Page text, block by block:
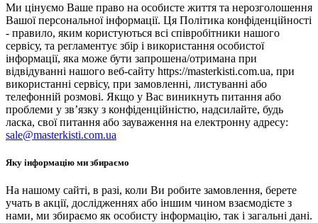
Ми цінуємо Ваше право на особисте життя та нерозголошення
Вашої персональної інформації. Ця Політика конфіденційності
- правило, яким користуються всі співробітники нашого
сервісу, та регламентує збір і використання особистої
інформації, яка може бути запрошена/отримана при
відвідуванні нашого веб-сайту https://masterkisti.com.ua, при
використанні сервісу, при замовленні, листуванні або
телефонній розмові. Якщо у Вас виникнуть питання або
проблеми у зв’язку з конфіденційністю, надсилайте, будь
ласка, свої питання або зауваження на електронну адресу:
sale@masterkisti.com.ua
Яку інформацію ми збираємо
На нашому сайті, в разі, коли Ви робите замовлення, берете
учать в акції, дослідженнях або іншим чином взаємодієте з
нами, ми збираємо як особисту інформацію, так і загальні дані.